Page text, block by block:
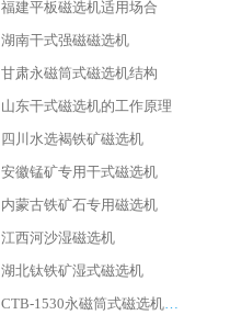
福建平板磁选机适用场合
湖南干式强磁磁选机
甘肃永磁筒式磁选机结构
山东干式磁选机的工作原理
四川水选褐铁矿磁选机
安徽锰矿专用干式磁选机
内蒙古铁矿石专用磁选机
江西河沙湿磁选机
湖北钛铁矿湿式磁选机
CTB-1530永磁筒式磁选机代理商